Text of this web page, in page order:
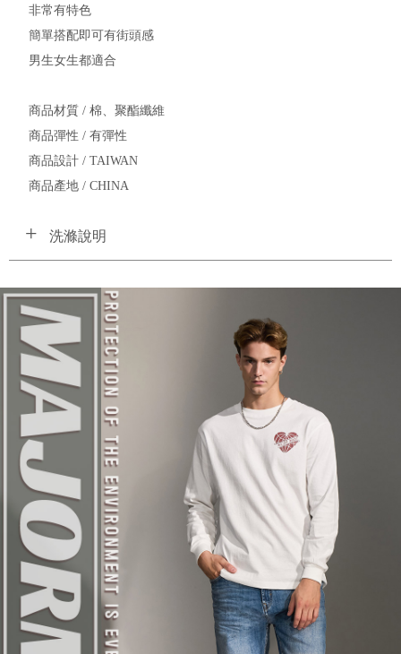
非常有特色
簡單搭配即可有街頭感
男生女生都適合
商品材質 / 棉、聚酯纖維
商品彈性 / 有彈性
商品設計 / TAIWAN
商品產地 / CHINA
洗滌說明